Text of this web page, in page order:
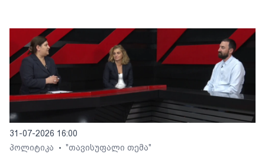
31-07-2026 16:00
პოლიტიკა
• "თავისუფალი თემა"